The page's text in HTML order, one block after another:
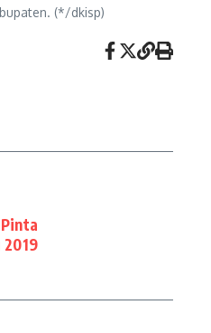
(*/dkisp)